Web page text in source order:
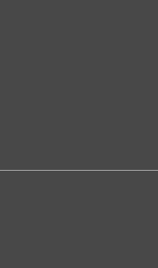
ngũ kỹ thuật, chăm
hỗ trợ khách hàng